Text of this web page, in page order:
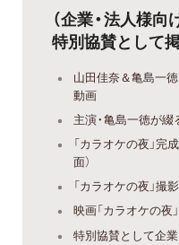
（企業・法人様
特別協賛として
山田佳奈＆亀島一
動画
主演・亀島一徳が
「カラオケの夜」完
面）
「カラオケの夜」撮
映画「カラオケの夜
特別協賛として企